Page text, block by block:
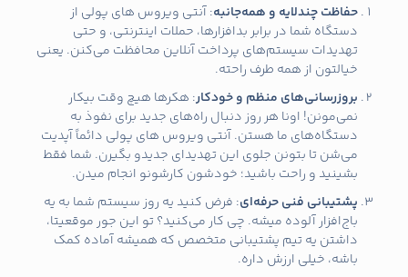
حفاظت چندلایه و همه‌جانبه: آنتی ویروس های پولی از
دستگاه شما در برابر بدافزارها، حملات اینترنتی، و حتی
تهدیدات سیستم‌های پرداخت آنلاین محافظت می‌کنن. یعنی
خیالتون از همه طرف راحته.
بروزرسانی‌های منظم و خودکار: هکرها هیچ وقت بیکار
نمی‌مونن! اونا هر روز دنبال راه‌های جدید برای نفوذ به
دستگاه‌های ما هستن. آنتی ویروس های پولی دائماً آپدیت
می‌شن تا بتونن جلوی این تهدیدای جدیدو بگیرن. شما فقط
بشینید و راحت باشید؛ خودشون کارشونو انجام میدن.
پشتیبانی فنی حرفه‌ای: فرض کنید یه روز سیستم شما به یه
باج‌افزار آلوده میشه. چی کار می‌کنید؟ تو این جور موقعیتا،
داشتن یه تیم پشتیبانی متخصص که همیشه آماده کمک
باشه، خیلی ارزش داره.